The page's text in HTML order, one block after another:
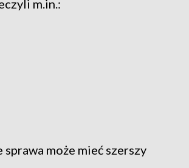
m.in.:
może mieć szerszy